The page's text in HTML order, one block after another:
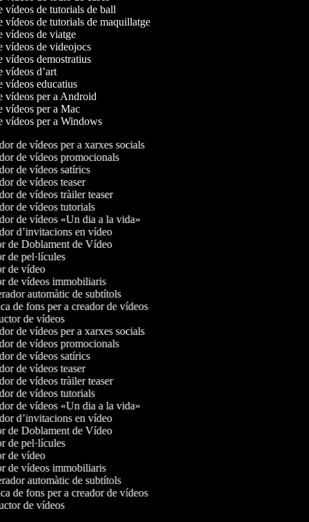
vídeos de tutorials de ball
vídeos de tutorials de maquillatge
vídeos de viatge
vídeos de videojocs
vídeos demostratius
vídeos d’art
vídeos educatius
vídeos per a Android
vídeos per a Mac
vídeos per a Windows
de vídeos per a xarxes socials
de vídeos promocionals
de vídeos satírics
de vídeos teaser
de vídeos tràiler teaser
de vídeos tutorials
de vídeos «Un dia a la vida»
d’invitacions en vídeo
de Doblament de Vídeo
de pel·lícules
de vídeo
de vídeos immobiliaris
automàtic de subtítols
de fons per a creador de vídeos
de vídeos
de vídeos per a xarxes socials
de vídeos promocionals
de vídeos satírics
de vídeos teaser
de vídeos tràiler teaser
de vídeos tutorials
de vídeos «Un dia a la vida»
d’invitacions en vídeo
de Doblament de Vídeo
de pel·lícules
de vídeo
de vídeos immobiliaris
automàtic de subtítols
de fons per a creador de vídeos
de vídeos